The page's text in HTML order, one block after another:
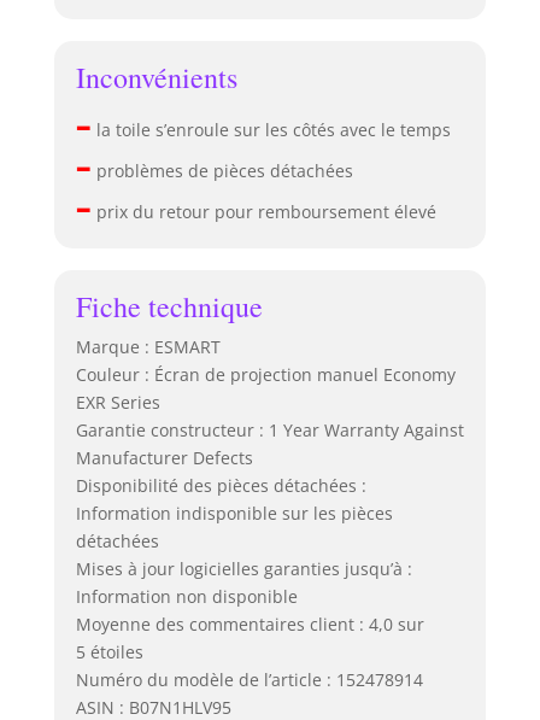
Inconvénients
– la toile s’enroule sur les côtés avec le temps
– problèmes de pièces détachées
– prix du retour pour remboursement élevé
Fiche technique
Marque : ESMART
Couleur : Écran de projection manuel Economy
EXR Series
Garantie constructeur : 1 Year Warranty Against
Manufacturer Defects
Disponibilité des pièces détachées :
Information indisponible sur les pièces
détachées
Mises à jour logicielles garanties jusqu’à :
Information non disponible
Moyenne des commentaires client : 4,0 sur
5 étoiles
Numéro du modèle de l’article : 152478914
ASIN : B07N1HLV95